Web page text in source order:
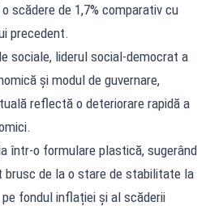
scădere de 1,7% comparativ cu
precedent.
sociale, liderul social-democrat a
și modul de guvernare,
reflectă o deteriorare rapidă a
într-o formulare plastică, sugerând
de la o stare de stabilitate la
fondul inflației și al scăderii